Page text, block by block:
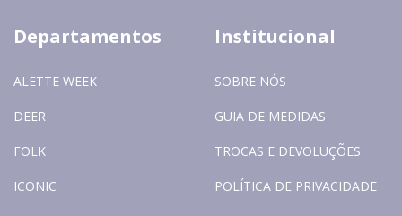
Departamentos
ALETTE WEEK
DEER
FOLK
ICONIC
Institucional
SOBRE NÓS
GUIA DE MEDIDAS
TROCAS E DEVOLUÇÕES
POLÍTICA DE PRIVACIDADE